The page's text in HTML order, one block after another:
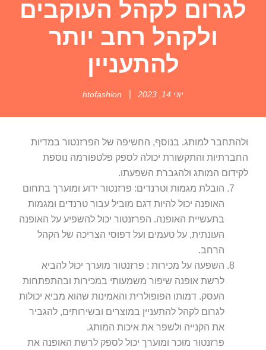
לגרום לקהל העוקבים
ולקהל רחב יותר
להתעניין
יוני 14, 2023 htofashion
ולהתחבר למותג. בנוסף, החשיפה של הפרזנטור במדיות
החברתיות והתקשורת יכולה לספק פלטפורמה נוספת
לקידום המותג ולהגברת השפעתו.
הובלת מגמות וטרנדים: פרזנטור ידוע ומוערך בתחום
האופנה יכול להיות דגם מוביל עבור טרנדים ומגמות
בתעשיית האופנה. הפרזנטור יכול להשפיע על האופנה
העונתית, על טעמים ועל דפוסי הצריכה של הקהל
הרחב.
השפעה על מכירות : פרזנטור מוערך יכול להביא
לרשת אופנה שיפור משמעותי במכירות ובהתפתחות
העסק. דמותו הפופולרית והאמינות שהוא מביא יכולות
לגרום לקהל להתעניין במוצרים ובשירותים, להגביר
את הקנייה ולשפר את איכות המותג.
פרזנטור מוכר ומוערך יכול לספק לרשת האופנה את